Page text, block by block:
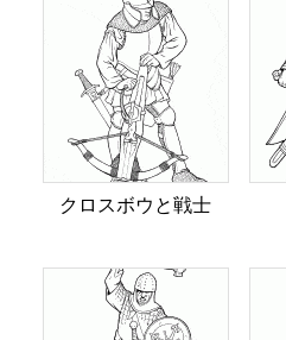
クロスボウと戦士